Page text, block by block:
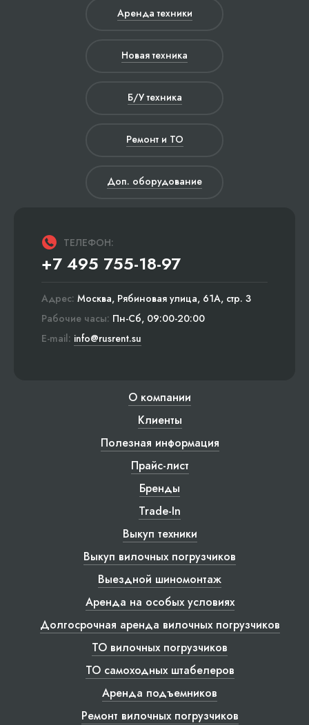
Аренда техники
Новая техника
Б/У техника
Ремонт и ТО
Доп. оборудование
ТЕЛЕФОН:
+7 495 755-18-97
Адрес: Москва, Рябиновая улица, 61А, стр. 3
Рабочие часы: Пн-Сб, 09:00-20:00
E-mail: info@rusrent.su
О компании
Клиенты
Полезная информация
Прайс-лист
Бренды
Trade-In
Выкуп техники
Выкуп вилочных погрузчиков
Выездной шиномонтаж
Аренда на особых условиях
Долгосрочная аренда вилочных погрузчиков
ТО вилочных погрузчиков
ТО самоходных штабелеров
Аренда подъемников
Ремонт вилочных погрузчиков